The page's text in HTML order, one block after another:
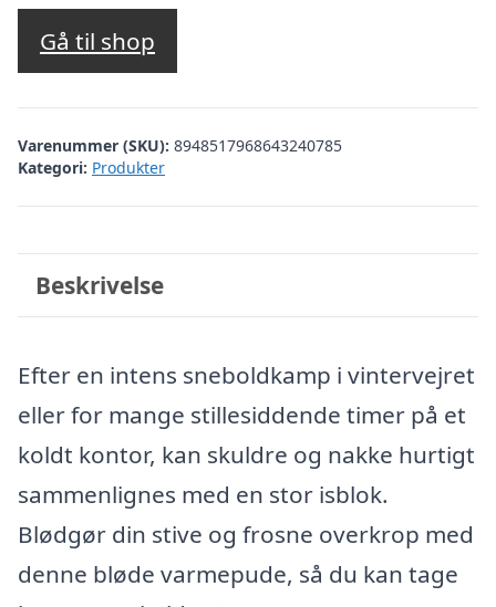
Gå til shop
Varenummer (SKU): 8948517968643240785
Kategori: Produkter
Beskrivelse
Efter en intens sneboldkamp i vintervejret
eller for mange stillesiddende timer på et
koldt kontor, kan skuldre og nakke hurtigt
sammenlignes med en stor isblok.
Blødgør din stive og frosne overkrop med
denne bløde varmepude, så du kan tage